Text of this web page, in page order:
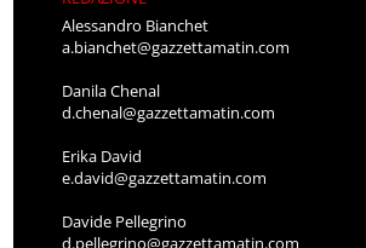
a.bianchet@gazzettamatin.com
Danila Chenal
d.chenal@gazzettamatin.com
Erika David
e.david@gazzettamatin.com
Davide Pellegrino
d.pellegrino@gazzettamatin.com